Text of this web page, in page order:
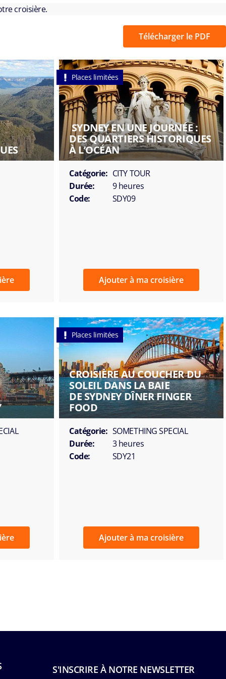
croisière.
Télécharger le PDF
Places limitées
SYDNEY EN UNE JOURNÉE :
DES QUARTIERS HISTORIQUES
À L’OCÉAN
Catégorie: CITY TOUR
Durée:
9 heures
Code:
SDY09
Ajouter à ma croisière
Places limitées
CROISIÈRE AU COUCHER DU
SOLEIL DANS LA BAIE
DE SYDNEY DÎNER FINGER
FOOD
Catégorie: SOMETHING SPECIAL
Durée:
3 heures
Code:
SDY21
Ajouter à ma croisière
S'INSCRIRE À NOTRE NEWSLETTER